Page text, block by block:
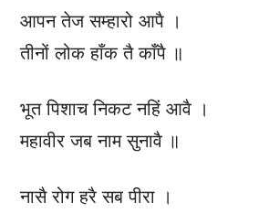
आपन तेज सम्हारो आपै ।
तीनों लोक हाँक तै काँपै ॥
भूत पिशाच निकट नहिं आवै ।
महावीर जब नाम सुनावै ॥
नासै रोग हरै सब पीरा ।